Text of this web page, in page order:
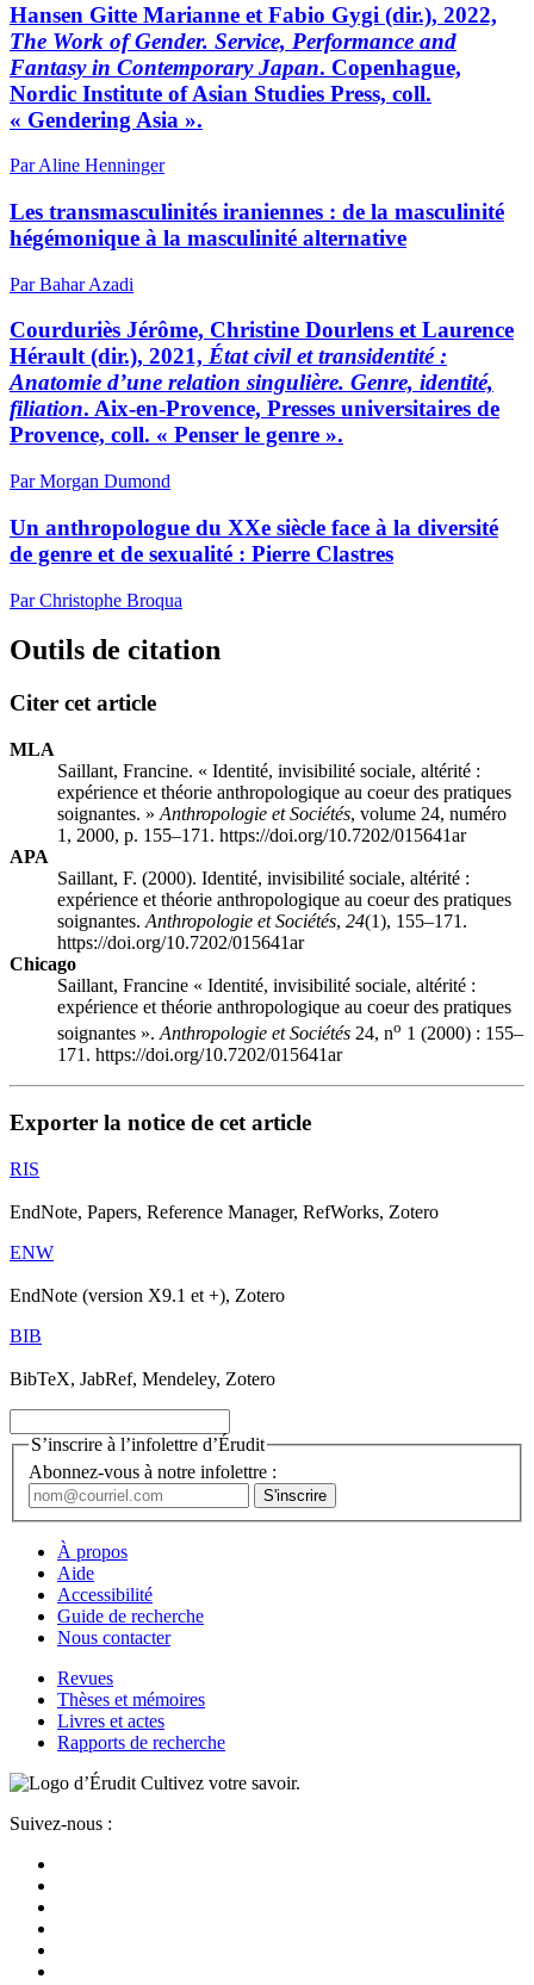
Hansen Gitte Marianne et Fabio Gygi (dir.), 2022,
The Work of Gender. Service, Performance and
Fantasy in Contemporary Japan. Copenhague,
Nordic Institute of Asian Studies Press, coll.
« Gendering Asia ».
Par Aline Henninger
Les transmasculinités iraniennes : de la masculinité
hégémonique à la masculinité alternative
Par Bahar Azadi
Courduriès Jérôme, Christine Dourlens et Laurence
Hérault(dir.), 2021, État civil et transidentité :
Anatomie d’une relation singulière. Genre, identité,
filiation. Aix-en-Provence, Presses universitaires de
Provence, coll. « Penser le genre ».
Par Morgan Dumond
Un anthropologue du XXe siècle face à la diversité
de genre et de sexualité : Pierre Clastres
Par Christophe Broqua
Outils de citation
Citer cet article
MLA
Saillant, Francine. « Identité, invisibilité sociale, altérité :
expérience et théorie anthropologique au coeur des pratiques
soignantes. » Anthropologie et Sociétés, volume 24, numéro
1, 2000, p. 155–171. https://doi.org/10.7202/015641ar
APA
Saillant, F. (2000). Identité, invisibilité sociale, altérité :
expérience et théorie anthropologique au coeur des pratiques
soignantes. Anthropologie et Sociétés, 24(1), 155–171.
https://doi.org/10.7202/015641ar
Chicago
Saillant, Francine « Identité, invisibilité sociale, altérité :
expérience et théorie anthropologique au coeur des pratiques
soignantes ».Anthropologie et Sociétés 24, no 1 (2000) : 155–
171. https://doi.org/10.7202/015641ar
Exporter la notice de cet article
RIS
EndNote, Papers, Reference Manager, RefWorks, Zotero
ENW
EndNote (version X9.1 et +), Zotero
BIB
BibTeX, JabRef, Mendeley, Zotero
S’inscrire à l’infolettre d’Érudit
Abonnez-vous à notre infolettre :
À propos
Aide
Accessibilité
Guide de recherche
Nous contacter
Revues
Thèses et mémoires
Livres et actes
Rapports de recherche
Cultivez votre savoir.
Suivez-nous :